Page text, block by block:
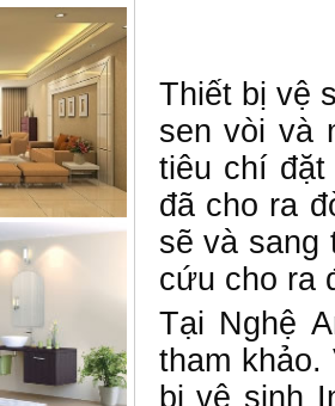
Thiết bị vệ
sen vòi và
tiêu chí
đã cho ra
sẽ và sang
cứu cho ra
Tại Nghệ
tham
bị vệ sinh